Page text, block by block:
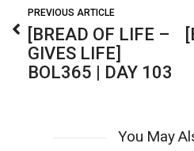
PREVIOUS ARTICLE
[BREAD OF LIFE –
GIVES LIFE]
BOL365 | DAY 103
You May